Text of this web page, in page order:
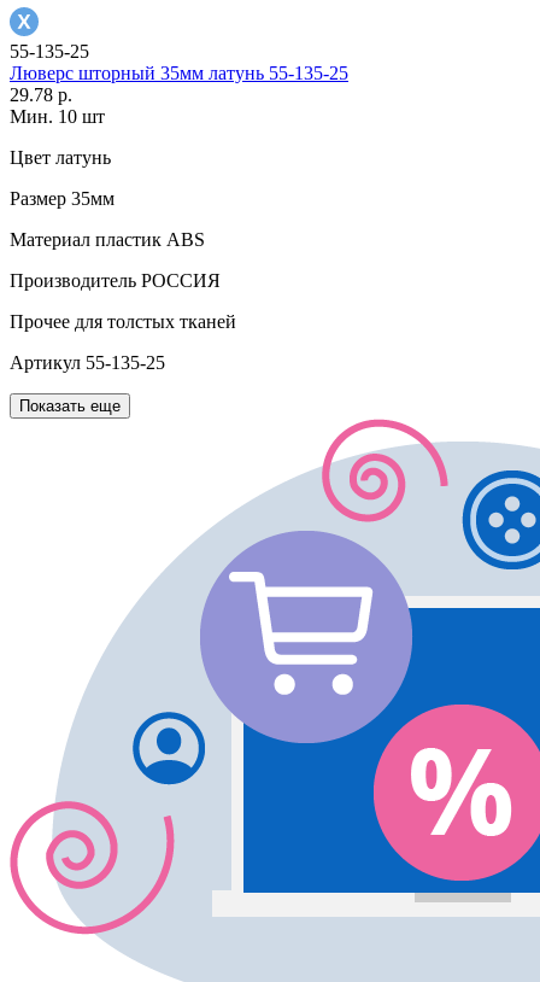
55-135-25
Люверс шторный 35мм латунь 55-135-25
29.78 р.
Мин. 10 шт
Цвет латунь
Размер 35мм
Материал пластик АВS
Производитель РОССИЯ
Прочее для толстых тканей
Артикул 55-135-25
Показать еще